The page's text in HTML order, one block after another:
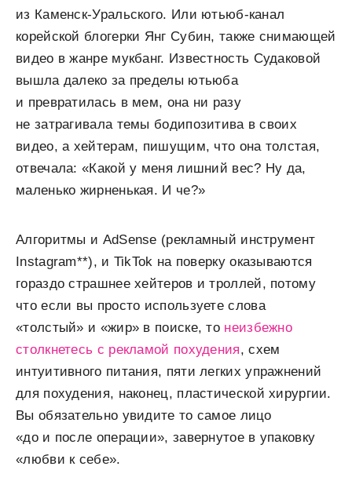
из Каменск-Уральского. Или ютьюб-канал
корейской блогерки Янг Субин, также снимающей
видео в жанре мукбанг. Известность Судаковой
вышла далеко за пределы ютьюба
и превратилась в мем, она ни разу
не затрагивала темы бодипозитива в своих
видео, а хейтерам, пишущим, что она толстая,
отвечала: «Какой у меня лишний вес? Ну да,
маленько жирненькая. И че?»
Алгоритмы и AdSense (рекламный инструмент
Instagram**), и TikTok на поверку оказываются
гораздо страшнее хейтеров и троллей, потому
что если вы просто используете слова
«толстый» и «жир» в поиске, то неизбежно
столкнетесь с рекламой похудения, схем
интуитивного питания, пяти легких упражнений
для похудения, наконец, пластической хирургии.
Вы обязательно увидите то самое лицо
«до и после операции», завернутое в упаковку
«любви к себе».